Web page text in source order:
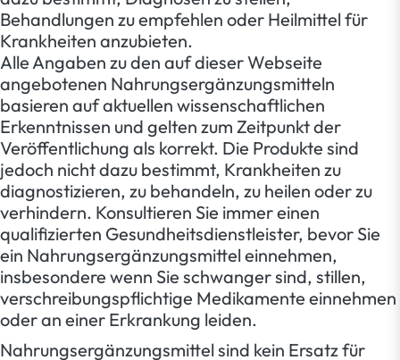
Behandlungen zu empfehlen oder Heilmittel für
Krankheiten anzubieten.
Alle Angaben zu den auf dieser Webseite
angebotenen Nahrungsergänzungsmitteln
basieren auf aktuellen wissenschaftlichen
Erkenntnissen und gelten zum Zeitpunkt der
Veröffentlichung als korrekt. Die Produkte sind
jedoch nicht dazu bestimmt, Krankheiten zu
diagnostizieren, zu behandeln, zu heilen oder zu
verhindern. Konsultieren Sie immer einen
qualifizierten Gesundheitsdienstleister, bevor Sie
ein Nahrungsergänzungsmittel einnehmen,
insbesondere wenn Sie schwanger sind, stillen,
verschreibungspflichtige Medikamente einnehmen
oder an einer Erkrankung leiden.
Nahrungsergänzungsmittel sind kein Ersatz für